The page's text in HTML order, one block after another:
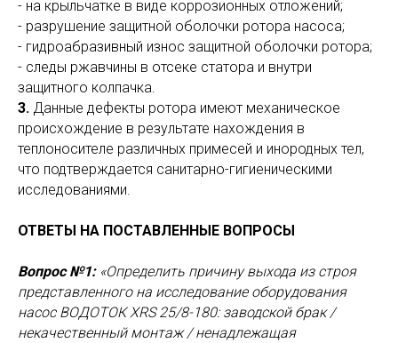
- на крыльчатке в виде коррозионных отложений;
- разрушение защитной оболочки ротора насоса;
- гидроабразивный износ защитной оболочки ротора;
- следы ржавчины в отсеке статора и внутри
защитного колпачка.
3. Данные дефекты ротора имеют механическое
происхождение в результате нахождения в
теплоносителе различных примесей и инородных тел,
что подтверждается санитарно-гигиеническими
исследованиями.
ОТВЕТЫ НА ПОСТАВЛЕННЫЕ ВОПРОСЫ
Вопрос №1:«Определить причину выхода из строя
представленного на исследование оборудования
насос ВОДОТОК XRS 25/8-180: заводской брак /
некачественный монтаж / ненадлежащая